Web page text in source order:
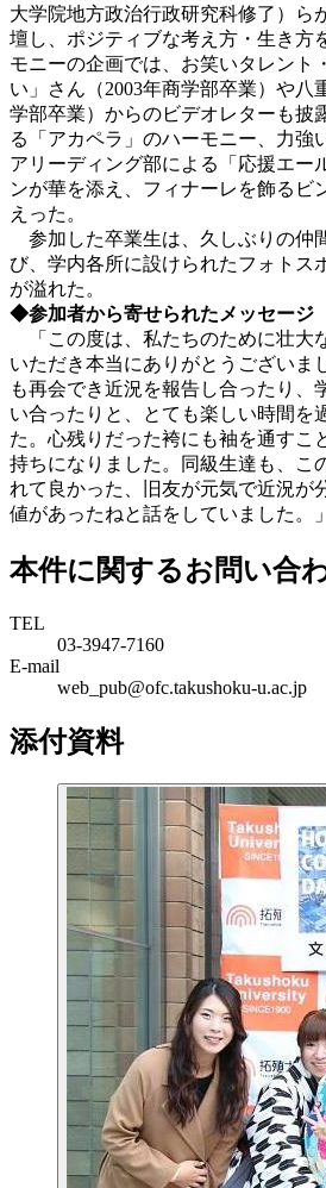
大学院地方政治行政研究科修了）ら
壇し、ポジティブな考え方・生き方
モニーの企画では、お笑いタレント
い」さん（2003年商学部卒業）や八
学部卒業）からのビデオレターも披
る「アカペラ」のハーモニー、力強
アリーディング部による「応援エー
ンが華を添え、フィナーレを飾るビ
えった。
参加した卒業生は、久しぶりの仲
び、学内各所に設けられたフォトス
が溢れた。
◆参加者から寄せられたメッセージ
「この度は、私たちのために壮大
いただき本当にありがとうございま
も再会でき近況を報告し合ったり、
い合ったりと、とても楽しい時間を
た。心残りだった袴にも袖を通すこ
持ちになりました。同級生達も、こ
れて良かった、旧友が元気で近況が
値があったねと話をしていました。」
本件に関するお問い合
TEL
03-3947-7160
E-mail
web_pub@ofc.takushoku-u.ac.jp
添付資料